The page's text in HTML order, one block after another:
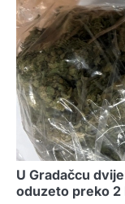
U Gradačcu
oduzeto preko 2